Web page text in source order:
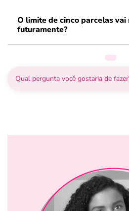
O limite de cinco parcelas vai
futuramente?